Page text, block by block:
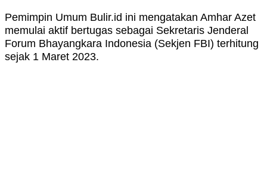
Pemimpin Umum Bulir.id ini mengatakan Amhar Azet
memulai aktif bertugas sebagai Sekretaris Jenderal
Forum Bhayangkara Indonesia (Sekjen FBI) terhitung
sejak 1 Maret 2023.